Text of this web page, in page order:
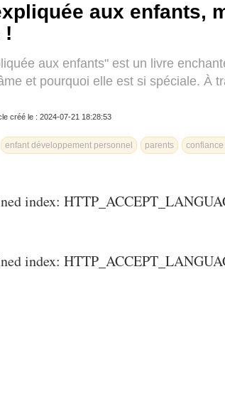
aux enfants,
!
aux enfants" est un livre
et pourquoi elle est si spéciale. À
créé le : 2024-07-21 18:28:53
enfant développement personnel parents confiance
index:
index: